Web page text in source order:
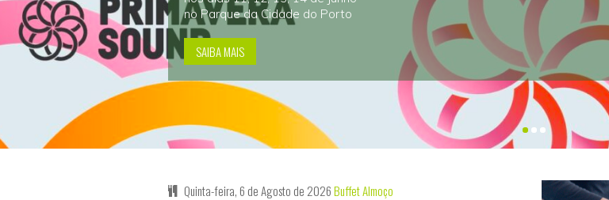
no Parque da Cidade do Porto
SAIBA MAIS
Quinta-feira, 6 de Agosto de 2026Buffet Almoço